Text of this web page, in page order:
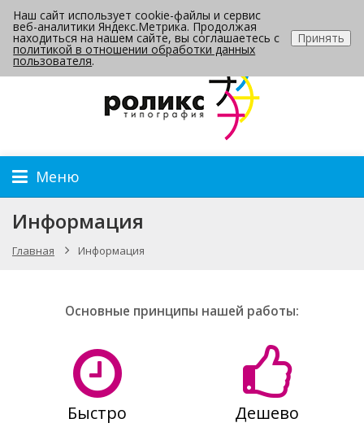
Контакты
Меню
Информация
Главная Информация
Основные принципы нашей работы:
Быстро Дешево
Наш сайт использует cookie-файлы и сервис
веб-аналитики Яндекс.Метрика. Продолжая
находиться на нашем сайте, вы соглашаетесь с
политикой в отношении обработки данных
пользователя.
Принять